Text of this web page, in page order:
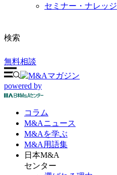
セミナー・ナレッジ
検索
無料相談
powered by
コラム
M&Aニュース
M&Aを学ぶ
M&A 用語集
日本M&A
センター